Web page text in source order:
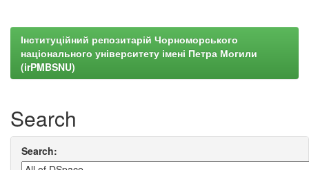
Інституційний репозитарій Чорноморського
національного університету імені Петра Могили
(irPMBSNU)
Search
Search: